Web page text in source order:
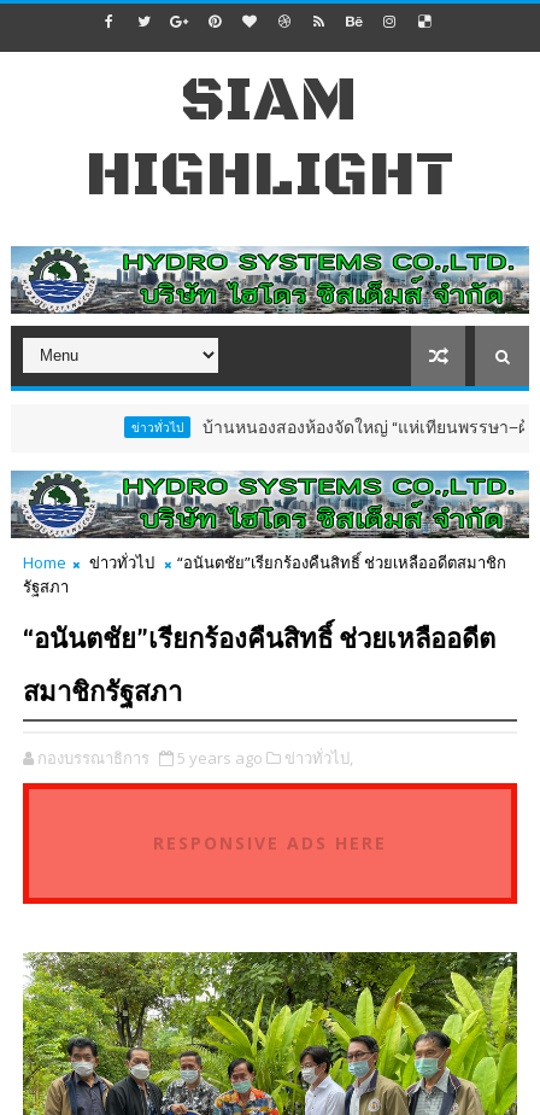
SIAM
HIGHLIGHT
บ้านหนองสองห้องจัดใหญ่ “แห่เทียนพรรษา–ผ้าป่าซาเล้ง
Home ข่าวทั่วไป
“อนันตชัย”เรียกร้องคืนสิทธิ์ ช่วยเหลืออดีตสมาชิก
รัฐสภา
“อนันตชัย”เรียกร้องคืนสิทธิ์ ช่วยเหลืออดีต
สมาชิกรัฐสภา
กองบรรณาธิการ 5 years ago ข่าวทั่วไป,
RESPONSIVE ADS HERE